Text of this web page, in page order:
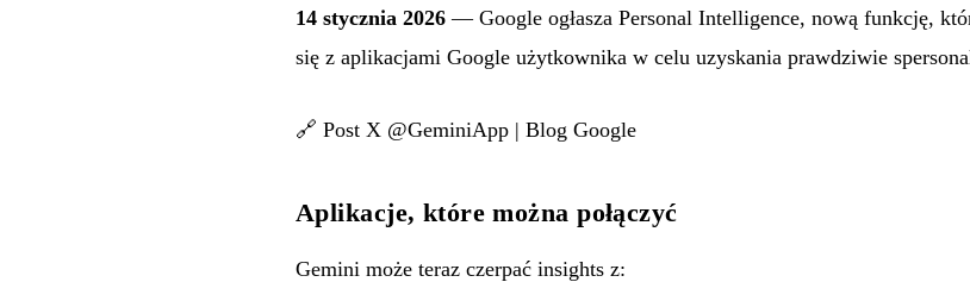
14 stycznia 2026 — Google ogłasza Personal Intelligence, nową funkcję,
się z aplikacjami Google użytkownika w celu uzyskania prawdziwie
🔗 Post X @GeminiApp | Blog Google
Aplikacje, które można połączyć
Gemini może teraz czerpać insights z: